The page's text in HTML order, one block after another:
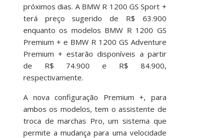
próximos dias. A BMW R 1200 GS Sport +
terá preço sugerido de R$ 63.900
enquanto os modelos BMW R 1200 GS
Premium + e BMW R 1200 GS Adventure
Premium + estarão disponíveis a partir
de R$ 74.900 e R$ 84.900,
respectivamente.
A nova configuração Premium +, para
ambos os modelos, tem o assistente de
troca de marchas Pro, um sistema que
permite a mudança para uma velocidade